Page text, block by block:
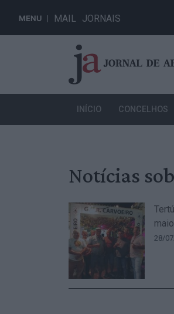
MENU MAIL JORNAIS
INÍCIO CONCELHOS
Notícias
28/